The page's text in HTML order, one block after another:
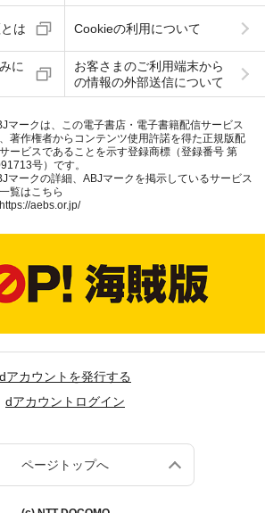
は Cookieの利用について
に
お客さまのご利用端末から
の情報の外部送信について
マークは、この電子書店・電子書籍配信サービス
著作権者からコンテンツ使用許諾を得た正規版配
ービスであることを示す登録商標（登録番号 第
号）です。
マークの詳細、ABJマークを掲示しているサービス
覧はこちら
https://aebs.or.jp/
dアカウントを発行する
dアカウントログイン
ページトップへ